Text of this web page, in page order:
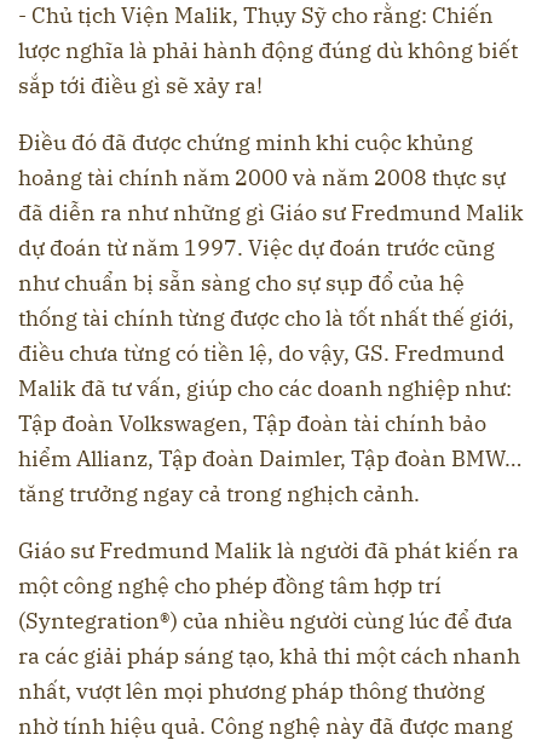
- Chủ tịch Viện Malik, Thụy Sỹ cho rằng: Chiến
lược nghĩa là phải hành động đúng dù không biết
sắp tới điều gì sẽ xảy ra!
Điều đó đã được chứng minh khi cuộc khủng
hoảng tài chính năm 2000 và năm 2008 thực sự
đã diễn ra như những gì Giáo sư Fredmund Malik
dự đoán từ năm 1997. Việc dự đoán trước cũng
như chuẩn bị sẵn sàng cho sự sụp đổ của hệ
thống tài chính từng được cho là tốt nhất thế giới,
điều chưa từng có tiền lệ, do vậy, GS. Fredmund
Malik đã tư vấn, giúp cho các doanh nghiệp như:
Tập đoàn Volkswagen, Tập đoàn tài chính bảo
hiểm Allianz, Tập đoàn Daimler, Tập đoàn BMW…
tăng trưởng ngay cả trong nghịch cảnh.
Giáo sư Fredmund Malik là người đã phát kiến ra
một công nghệ cho phép đồng tâm hợp trí
(Syntegration®) của nhiều người cùng lúc để đưa
ra các giải pháp sáng tạo, khả thi một cách nhanh
nhất, vượt lên mọi phương pháp thông thường
nhờ tính hiệu quả. Công nghệ này đã được mang